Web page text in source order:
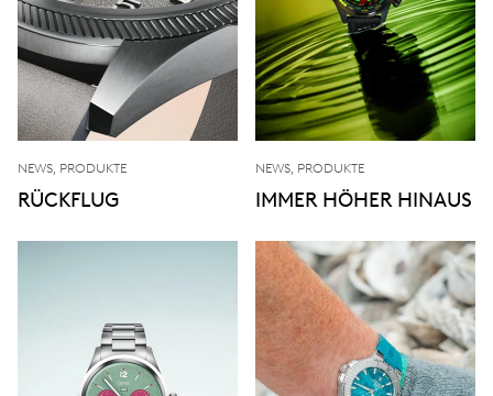
NEWS, PRODUKTE
RÜCKFLUG
NEWS, PRODUKTE
IMMER HÖHER HINAUS